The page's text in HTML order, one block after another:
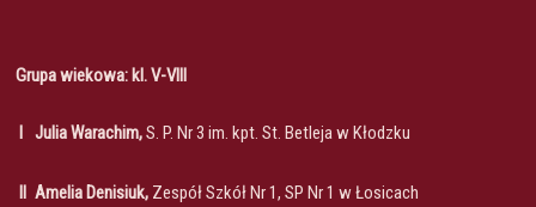
Grupa wiekowa: kl. V-VIII
I Julia Warachim,S. P. Nr 3 im. kpt. St. Betleja w Kłodzku
II Amelia Denisiuk, Zespół Szkół Nr 1, SP Nr 1 w Łosicach